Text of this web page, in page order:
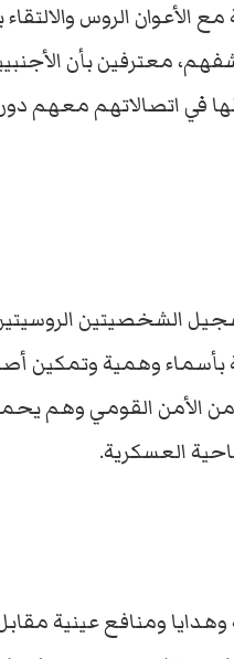
الروس
معترفين بأن
في اتصالاتهم
الشخصيتين
بأسماء وهمية وتمكين
الأمن القومي وهم
العسكرية.
ومنافع عينية